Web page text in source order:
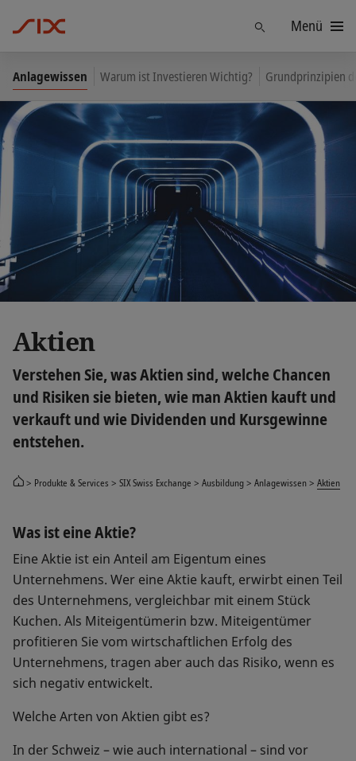
FindenMenü
Anlagewissen Warum ist Investieren Wichtig? Grundprinzipien
Aktien
Verstehen Sie, was Aktien sind, welche Chancen
und Risiken sie bieten, wie man Aktien kauft und
verkauft und wie Dividenden und Kursgewinne
entstehen.
Produkte & Services SIX Swiss Exchange Ausbildung Anlagewissen Aktien
Was ist eine Aktie?
Eine Aktie ist ein Anteil am Eigentum eines
Unternehmens. Wer eine Aktie kauft, erwirbt einen Teil
des Unternehmens, vergleichbar mit einem Stück
Kuchen. Als Miteigentümerin bzw. Miteigentümer
profitieren Sie vom wirtschaftlichen Erfolg des
Unternehmens, tragen aber auch das Risiko, wenn es
sich negativ entwickelt.
Welche Arten von Aktien gibt es?
In der Schweiz – wie auch international – sind vor